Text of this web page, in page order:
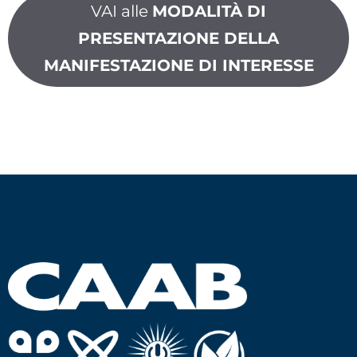
VAI alle MODALITÀ DI
PRESENTAZIONE DELLA
MANIFESTAZIONE DI INTERESSE